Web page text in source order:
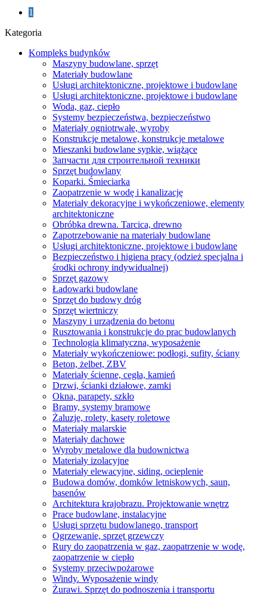
1
Kategoria
Kompleks budynków
Maszyny budowlane, sprzęt
Materiały budowlane
Usługi architektoniczne, projektowe i budowlane
Usługi architektoniczne, projektowe i budowlane
Woda, gaz, ciepło
Systemy bezpieczeństwa, bezpieczeństwo
Materiały ogniotrwałe, wyroby
Konstrukcje metalowe, konstrukcje metalowe
Mieszanki budowlane sypkie, wiążące
Запчасти для строительной техники
Sprzęt budowlany
Koparki. Śmieciarka
Zaopatrzenie w wodę i kanalizację
Materiały dekoracyjne i wykończeniowe, elementy
architektoniczne
Obróbka drewna. Tarcica, drewno
Zapotrzebowanie na materiały budowlane
Usługi architektoniczne, projektowe i budowlane
Bezpieczeństwo i higiena pracy (odzież specjalna i
środki ochrony indywidualnej)
Sprzęt gazowy
Ładowarki budowlane
Sprzęt do budowy dróg
Sprzęt wiertniczy
Maszyny i urządzenia do betonu
Rusztowania i konstrukcje do prac budowlanych
Technologia klimatyczna, wyposażenie
Materiały wykończeniowe: podłogi, sufity, ściany
Beton, żelbet, ZBV
Materiały ścienne, cegła, kamień
Drzwi, ścianki działowe, zamki
Okna, parapety, szkło
Bramy, systemy bramowe
Żaluzje, rolety, kasety roletowe
Materiały malarskie
Materiały dachowe
Wyroby metalowe dla budownictwa
Materiały izolacyjne
Materiały elewacyjne, siding, ocieplenie
Budowa domów, domków letniskowych, saun,
basenów
Architektura krajobrazu. Projektowanie wnętrz
Prace budowlane, instalacyjne
Usługi sprzętu budowlanego, transport
Ogrzewanie, sprzęt grzewczy
Rury do zaopatrzenia w gaz, zaopatrzenie w wodę,
zaopatrzenie w ciepło
Systemy przeciwpożarowe
Windy. Wyposażenie windy
Żurawi. Sprzęt do podnoszenia i transportu